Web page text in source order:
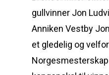
gullvinner Jon
Anniken Vestby
et gledelig og